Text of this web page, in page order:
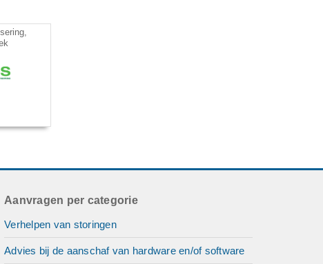
Aanvragen per categorie
Verhelpen van storingen
Advies bij de aanschaf van hardware en/of software